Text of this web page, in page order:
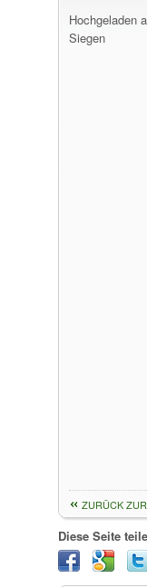
Hochgeladen
Siegen
ZURÜCK
Diese Seite